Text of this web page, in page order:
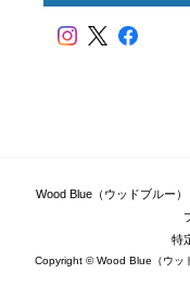
Wood Blue（ウッドブルー
特
Copyright © Wood Blue（ウッ